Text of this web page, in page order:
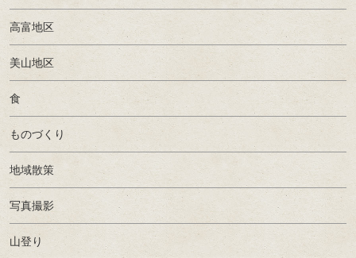
高富地区
美山地区
食
ものづくり
地域散策
写真撮影
山登り